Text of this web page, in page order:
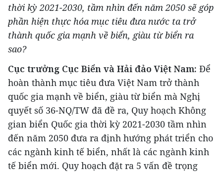
thời kỳ 2021-2030, tầm nhìn đến năm 2050 sẽ góp
phần hiện thực hóa mục tiêu đưa nước ta trở
thành quốc gia mạnh về biển, giàu từ biển ra
sao?
Cục trưởng Cục Biển và Hải đảo Việt Nam: Để
hoàn thành mục tiêu đưa Việt Nam trở thành
quốc gia mạnh về biển, giàu từ biển mà Nghị
quyết số 36-NQ/TW đã đề ra, Quy hoạch Không
gian biển Quốc gia thời kỳ 2021-2030 tầm nhìn
đến năm 2050 đưa ra định hướng phát triển cho
các ngành kinh tế biển, nhất là các ngành kinh
tế biển mới. Quy hoạch đặt ra 5 vấn đề trọng